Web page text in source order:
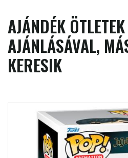
AJÁNDÉK
AJÁNLÁSÁVAL,
KERESIK